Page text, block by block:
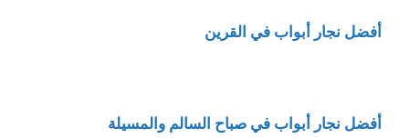
أفضل نجار أبواب في القرين
أفضل نجار أبواب في صباح السالم والمسيلة